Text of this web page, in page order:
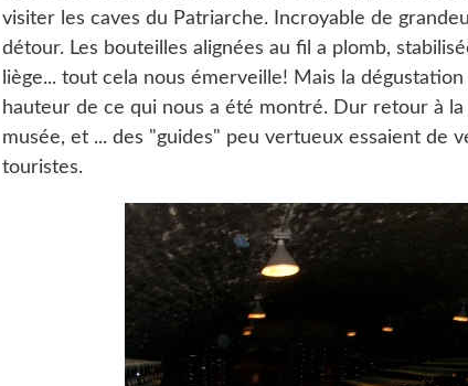
visiter les caves du Patriarche. Incroyable de
détour. Les bouteilles alignées au fil a plomb,
liège... tout cela nous émerveille! Mais la
hauteur de ce qui nous a été montré. Dur retour à
musée, et ... des "guides" peu vertueux essaient de
touristes.